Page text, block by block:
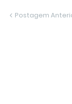
Postagem